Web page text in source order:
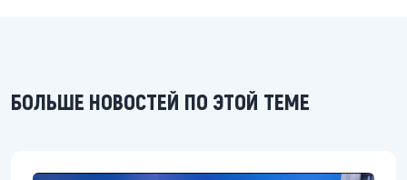
БОЛЬШЕ НОВОСТЕЙ ПО ЭТОЙ ТЕМЕ